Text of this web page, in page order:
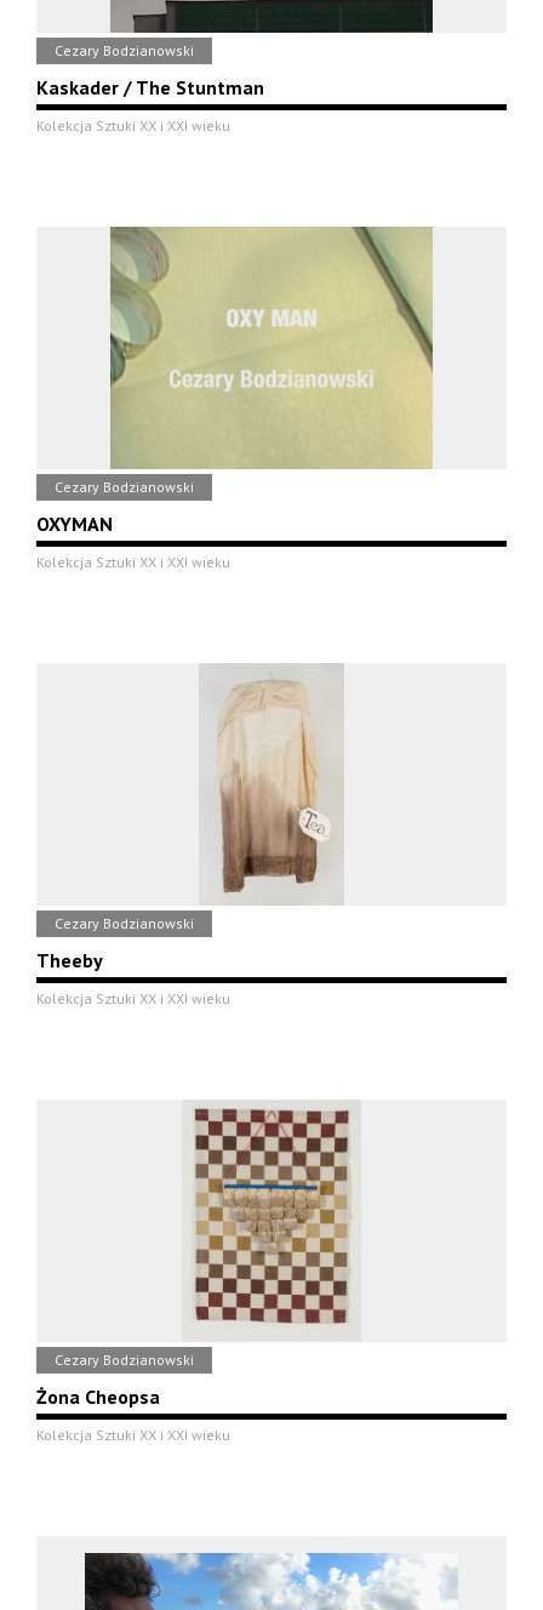
Cezary Bodzianowski
Kaskader / The Stuntman
Kolekcja Sztuki XX i XXI wieku
Cezary Bodzianowski
OXYMAN
Kolekcja Sztuki XX i XXI wieku
Cezary Bodzianowski
Theeby
Kolekcja Sztuki XX i XXI wieku
Cezary Bodzianowski
Żona Cheopsa
Kolekcja Sztuki XX i XXI wieku